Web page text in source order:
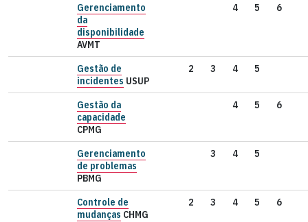
Gerenciamento
da
disponibilidade
AVMT
4 5 6
Gestão de
incidentes USUP
2 3 4 5
Gestão da
capacidade
CPMG
4 5 6
Gerenciamento
de problemas
PBMG
3 4 5
Controle de
mudanças CHMG
2 3 4 5 6